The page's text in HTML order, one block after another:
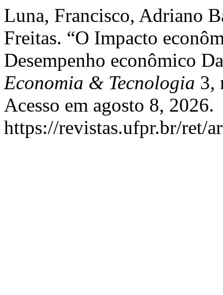
Luna, Francisco, Adriano
Freitas. “O Impacto
Desempenho econômico
Economia & Tecnologia 3,
Acesso em agosto 8, 2026.
https://revistas.ufpr.br/ret/